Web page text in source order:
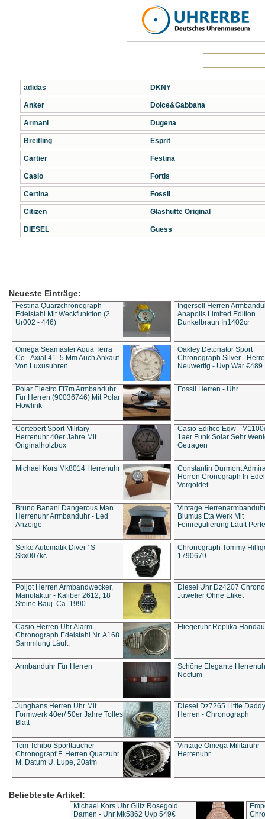
adidas
Anker
Armani
Breitling
Cartier
Casio
Certina
Citizen
DIESEL
DKNY
Dolce&Gabbana
Dugena
Esprit
Festina
Fortis
Fossil
Glashütte Original
Guess
Neueste Einträge:
Festina Quarzchronograph
Edelstahl Mit Weckfunktion (2.
Ur002 - 446)
Ingersoll Herren
Anapolis Limited Edition
Dunkelbraun In1402cr
Omega Seamaster Aqua Terra
Co - Axial 41. 5 Mm Auch Ankauf
Von Luxusuhren
Oakley Detonator Sport
Chronograph Silver -
Neuwertig - Uvp War €489
Polar Electro Ft7m Armbanduhr
Für Herren (90036746) Mit Polar
Flowlink
Fossil Herren - Uhr
Cortebert Sport Military
Herrenuhr 40er Jahre Mit
Originalholzbox
Casio Edifice Eqw -
1aer Funk Solar Sehr
Getragen
Michael Kors Mk8014 Herrenuhr
Constantin Durmont
Herren Cronograph In
Vergoldet
Bruno Banani Dangerous Man
Herrenuhr Armbanduhr - Led
Anzeige
Vintage
Blumus Eta Werk Mit
Feinregulierung Läuft
Seiko Automatik Diver ' S
Skx007kc
Chronograph Tommy
1790679
Poljot Herren Armbandwecker,
Manufaktur - Kaliber 2612, 18
Steine Bauj. Ca. 1990
Diesel Uhr Dz4207
Juwelier Ohne Etiket
Casio Herren Uhr Alarm
Chronograph Edelstahl Nr. A168
Sammlung Läuft,
Fliegeruhr Replika
Armbanduhr Für Herren
Schöne Elegante
Noctum
Junghans Herren Uhr Mit
Formwerk 40er/ 50er Jahre Tolles
Blatt
Diesel Dz7265 Little Daddy
Herren - Chronograph
Tcm Tchibo Sporttaucher
Chronograpf F. Herren Quarzuhr
M. Datum U. Lupe, 20atm
Vintage Omega Militäruhr
Herrenuhr
Beliebteste Artikel:
Michael Kors Uhr Glitz Rosegold
Damen - Uhr Mk5862 Uvp 549€